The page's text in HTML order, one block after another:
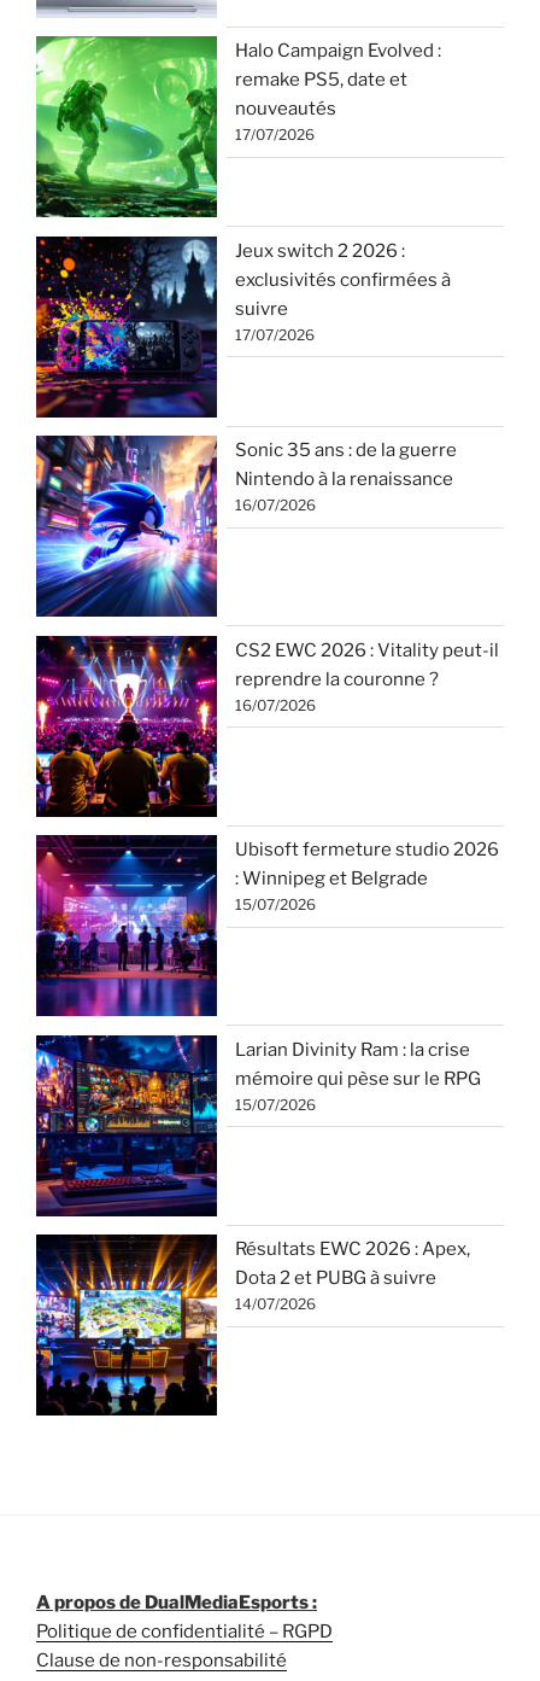
Halo Campaign Evolved :
remake PS5, date et
nouveautés
17/07/2026
Jeux switch 2 2026 :
exclusivités confirmées à
suivre
17/07/2026
Sonic 35 ans : de la guerre
Nintendo à la renaissance
16/07/2026
CS2 EWC 2026 : Vitality peut-il
reprendre la couronne ?
16/07/2026
Ubisoft fermeture studio 2026
: Winnipeg et Belgrade
15/07/2026
Larian Divinity Ram : la crise
mémoire qui pèse sur le RPG
15/07/2026
Résultats EWC 2026 : Apex,
Dota 2 et PUBG à suivre
14/07/2026
A propos de DualMediaEsports :
Politique de confidentialité – RGPD
Clause de non-responsabilité